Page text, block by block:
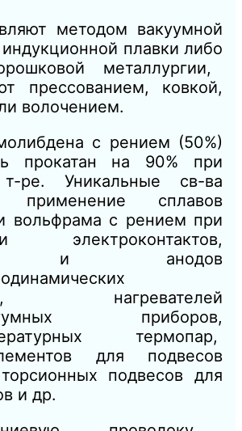
методом вакуумной
плавки либо
металлургии,
прессованием, ковкой,
волочением.
с рением (50%)
прокатан на 90% при
ре. Уникальные св-ва
применение сплавов
вольфрама с рением при
электроконтактов,
и анодов
нагревателей
приборов,
термопар,
для подвесов
подвесов для
и др.